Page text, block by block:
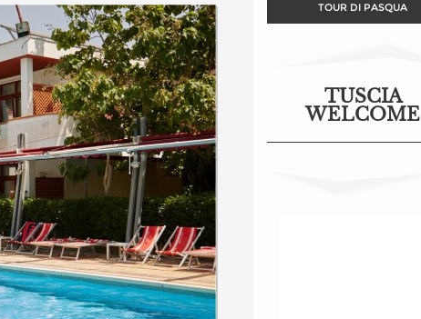
TOUR DI PASQUA
TUSCIA
WELCOME